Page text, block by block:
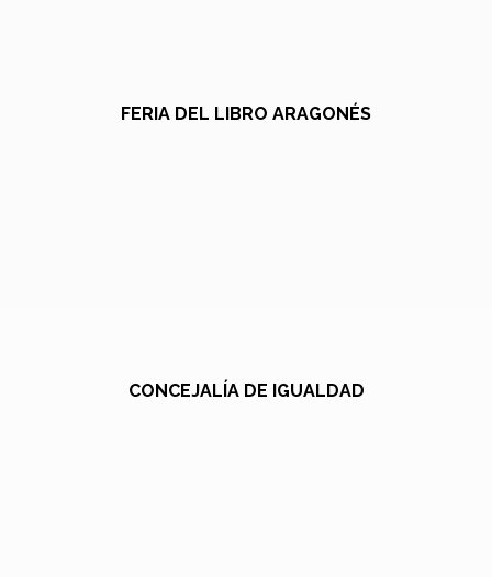
FERIA DEL LIBRO ARAGONÉS
CONCEJALÍA DE IGUALDAD